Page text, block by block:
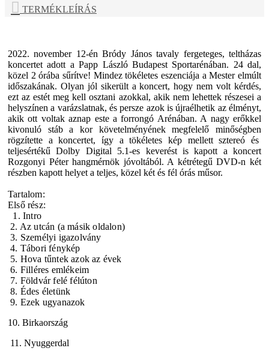
TERMÉKLEÍRÁS
2022. november 12-én Bródy János tavaly fergeteges, teltházas
koncertet adott a Papp László Budapest Sportarénában. 24 dal,
közel 2 órába sűrítve! Mindez tökéletes eszenciája a Mester elmúlt
időszakának. Olyan jól sikerült a koncert, hogy nem volt kérdés,
ezt az estét meg kell osztani azokkal, akik nem lehettek részesei a
helyszínen a varázslatnak, és persze azok is újraélhetik az élményt,
akik ott voltak aznap este a forrongó Arénában. A nagy erőkkel
kivonuló stáb a kor követelményének megfelelő minőségben
rögzítette a koncertet, így a tökéletes kép mellett sztereó és
teljesértékű Dolby Digital 5.1-es keverést is kapott a koncert
Rozgonyi Péter hangmérnök jóvoltából. A kétrétegű DVD-n két
részben kapott helyet a teljes, közel két és fél órás műsor.
Tartalom:
Első rész:
1. Intro
2. Az utcán (a másik oldalon)
3. Személyi igazolvány
4. Tábori fénykép
5. Hova tűntek azok az évek
6. Filléres emlékeim
7. Földvár felé félúton
8. Édes életünk
9. Ezek ugyanazok
10. Birkaország
11. Nyuggerdal